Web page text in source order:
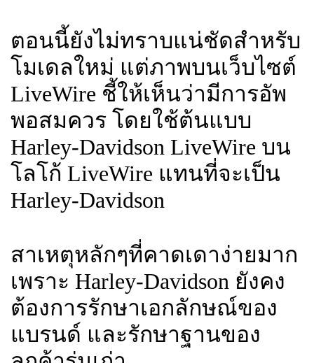
ตอนนี้ยังไม่ทราบแน่ชัดสำหรับ
โมเดลใหม่ แต่ภาพบนเว็บไซต์
LiveWire ชี้ให้เห็นว่ามีการอัพ
พอสมควร โดยใช้ต้นแบบ
Harley-Davidson LiveWire บน
โลโก้ LiveWire แทนที่จะเป็น
Harley-Davidson
สาเหตุหลักๆที่คาดเดาง่ายมาก
เพราะ Harley-Davidson ยังคง
ต้องการรักษาเอกลักษณ์ของ
แบรนด์ และรักษาฐานของ